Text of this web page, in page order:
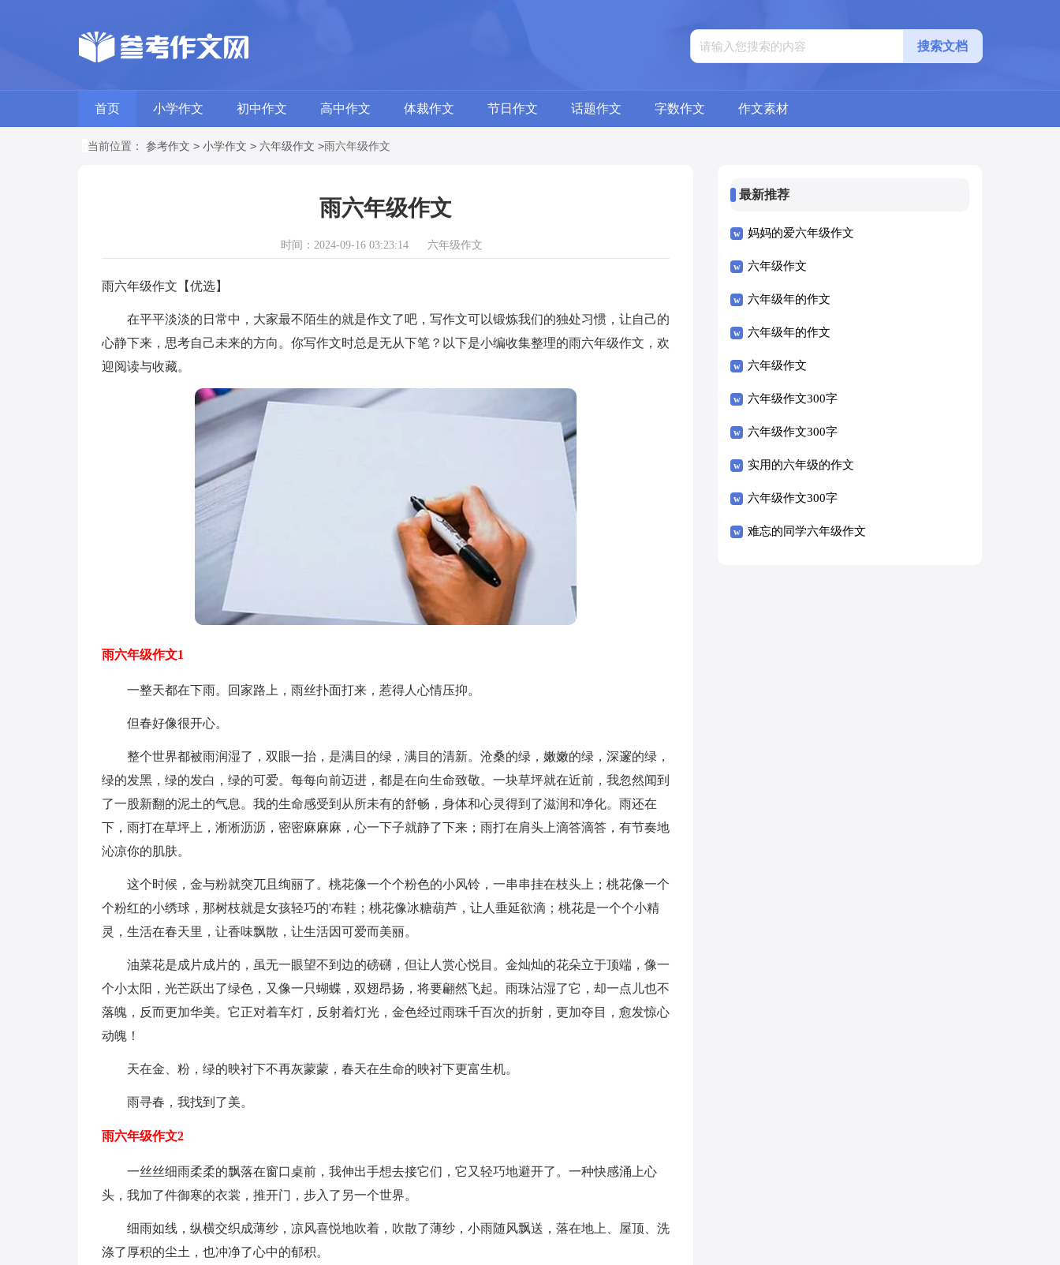
搜索文档
首页 小学作文 初中作文 高中作文 体裁作文 节日作文 话题作文 字数作文 作文素材
当前位置： 参考作文 > 小学作文 > 六年级作文 >雨六年级作文
雨六年级作文
时间：2024-09-16 03:23:14 六年级作文
雨六年级作文【优选】
在平平淡淡的日常中，大家最不陌生的就是作文了吧，写作文可以锻炼我们的独处习惯，让自己的
心静下来，思考自己未来的方向。你写作文时总是无从下笔？以下是小编收集整理的雨六年级作文，欢
迎阅读与收藏。
雨六年级作文1
一整天都在下雨。回家路上，雨丝扑面打来，惹得人心情压抑。
但春好像很开心。
整个世界都被雨润湿了，双眼一抬，是满目的绿，满目的清新。沧桑的绿，嫩嫩的绿，深邃的绿，
绿的发黑，绿的发白，绿的可爱。每每向前迈进，都是在向生命致敬。一块草坪就在近前，我忽然闻到
了一股新翻的泥土的气息。我的生命感受到从所未有的舒畅，身体和心灵得到了滋润和净化。雨还在
下，雨打在草坪上，淅淅沥沥，密密麻麻麻，心一下子就静了下来；雨打在肩头上滴答滴答，有节奏地
沁凉你的肌肤。
这个时候，金与粉就突兀且绚丽了。桃花像一个个粉色的小风铃，一串串挂在枝头上；桃花像一个
个粉红的小绣球，那树枝就是女孩轻巧的'布鞋；桃花像冰糖葫芦，让人垂延欲滴；桃花是一个个小精
灵，生活在春天里，让香味飘散，让生活因可爱而美丽。
油菜花是成片成片的，虽无一眼望不到边的磅礴，但让人赏心悦目。金灿灿的花朵立于顶端，像一
个小太阳，光芒跃出了绿色，又像一只蝴蝶，双翅昂扬，将要翩然飞起。雨珠沾湿了它，却一点儿也不
落魄，反而更加华美。它正对着车灯，反射着灯光，金色经过雨珠千百次的折射，更加夺目，愈发惊心
动魄！
天在金、粉，绿的映衬下不再灰蒙蒙，春天在生命的映衬下更富生机。
雨寻春，我找到了美。
雨六年级作文2
一丝丝细雨柔柔的飘落在窗口桌前，我伸出手想去接它们，它又轻巧地避开了。一种快感涌上心
头，我加了件御寒的衣裳，推开门，步入了另一个世界。
细雨如线，纵横交织成薄纱，凉风喜悦地吹着，吹散了薄纱，小雨随风飘送，落在地上、屋顶、洗
涤了厚积的尘土，也冲净了心中的郁积。
最新推荐
妈妈的爱六年级作文
六年级作文
六年级年的作文
六年级年的作文
六年级作文
六年级作文300字
六年级作文300字
实用的六年级的作文
六年级作文300字
难忘的同学六年级作文